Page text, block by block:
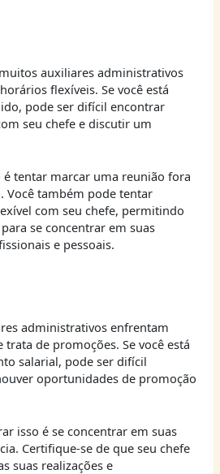
auxiliares administrativos
flexíveis. Se você está
pode ser difícil encontrar
seu chefe e discutir um
é tentar marcar uma reunião fora
Você também pode tentar
com seu chefe, permitindo
se concentrar em suas
e pessoais.
administrativos enfrentam
de promoções. Se você está
salarial, pode ser difícil
oportunidades de promoção
isso é se concentrar em suas
Certifique-se de que seu chefe
suas realizações e